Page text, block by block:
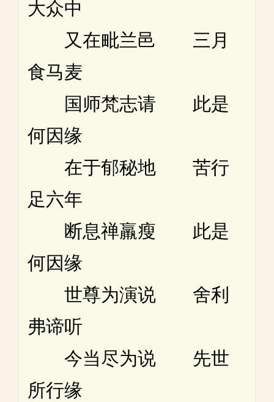
大众中
又在毗兰邑 三月
食马麦
国师梵志请 此是
何因缘
在于郁秘地 苦行
足六年
断息禅羸瘦 此是
何因缘
世尊为演说 舍利
弗谛听
今当尽为说 先世
所行缘